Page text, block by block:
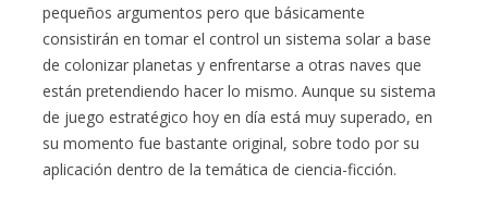
pequeños argumentos pero que básicamente
consistirán en tomar el control un sistema solar a base
de colonizar planetas y enfrentarse a otras naves que
están pretendiendo hacer lo mismo. Aunque su sistema
de juego estratégico hoy en día está muy superado, en
su momento fue bastante original, sobre todo por su
aplicación dentro de la temática de ciencia-ficción.